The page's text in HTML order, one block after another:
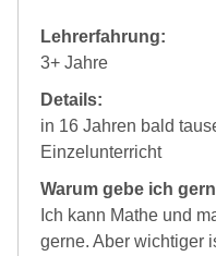
Lehrerfahrung:
3+ Jahre
Details:
in 16 Jahren bald
Einzelunterricht
Warum gebe ich
Ich kann Mathe und
gerne. Aber wichtiger